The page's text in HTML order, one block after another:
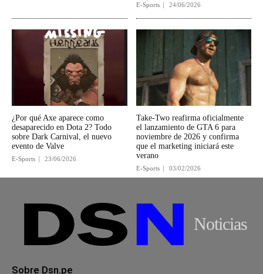
E-Sports 24/06/2026
¿Por qué Axe aparece como
desaparecido en Dota 2? Todo
sobre Dark Carnival, el nuevo
evento de Valve
E-Sports 23/06/2026
Take-Two reafirma oficialmente
el lanzamiento de GTA 6 para
noviembre de 2026 y confirma
que el marketing iniciará este
verano
E-Sports 03/02/2026
Noticias
Sobre Dsn.pe